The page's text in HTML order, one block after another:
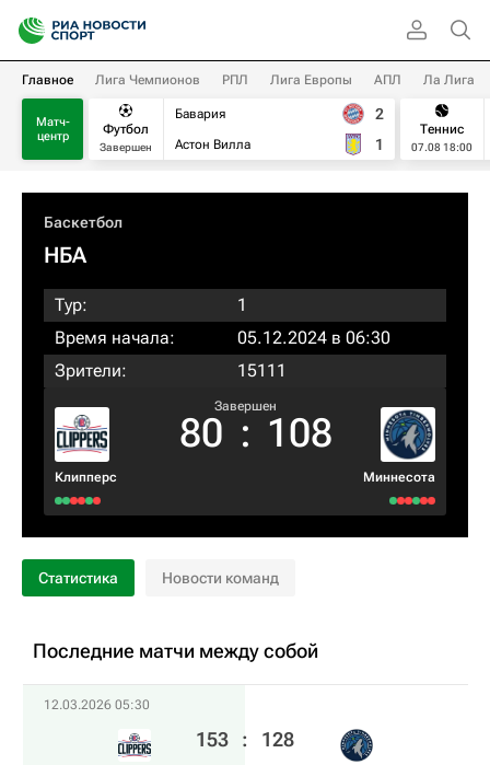
Главное Лига Чемпионов РПЛ Лига Европы АПЛ Ла Лига
Матч-
центр
Футбол
Завершен
Бавария
Астон Вилла
2
1
Теннис
07.08 18:00
Баскетбол
НБА
Тур:
1
Время начала:
05.12.2024 в 06:30
Зрители:
15111
Клипперс
Завершен
80 : 108
Миннесота
Статистика Новости команд
Последние матчи между собой
12.03.2026 05:30
153 : 128